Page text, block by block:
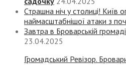
Страшна ніч у столиці! Київ
наймасштабнішої атаки з
Завтра в Броварській
23.04.2025
Громадський Ревізор.